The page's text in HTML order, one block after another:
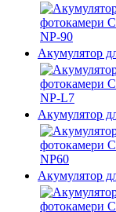
Акумулятор
Акумулятор
Акумулятор